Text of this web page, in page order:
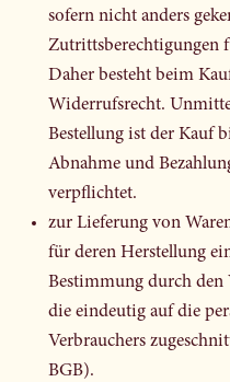
sofern nicht anders
Zutrittsberechtigungen
Daher besteht beim
Widerrufsrecht.
Bestellung ist der Kauf
Abnahme und
verpflichtet.
zur Lieferung von
für deren Herstellung
Bestimmung durch den
die eindeutig auf die
Verbrauchers
BGB).